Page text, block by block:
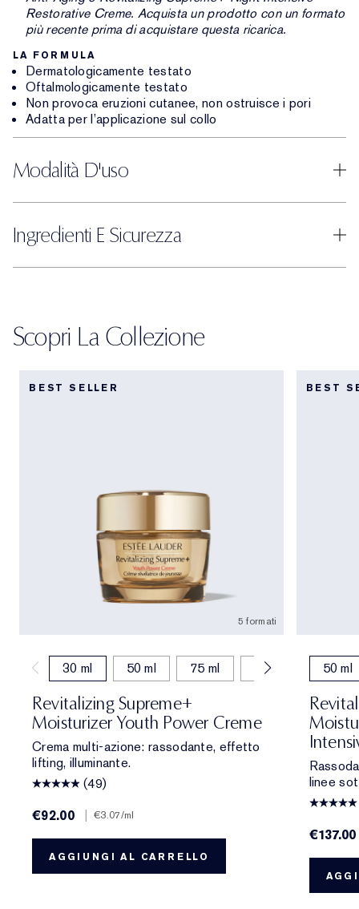
Restorative Creme. Acquista un prodotto con un formato
più recente prima di acquistare questa ricarica.
LA FORMULA
Dermatologicamente testato
Oftalmologicamente testato
Non provoca eruzioni cutanee, non ostruisce i pori
Adatta per l’applicazione sul collo
Modalità D'uso
Ingredienti E Sicurezza
Scopri La Collezione
BEST SELLER
5 formati
30 ml 50 ml 75 ml 15 ml 50 ml
Revitalizing Supreme+
Moisturizer Youth Power Creme
Crema multi-azione: rassodante, effetto
lifting, illuminante.
(49)
€92.00
| €3.07/ml
AGGIUNGI AL CARRELLO
BEST
50 ml
linee
€137.00